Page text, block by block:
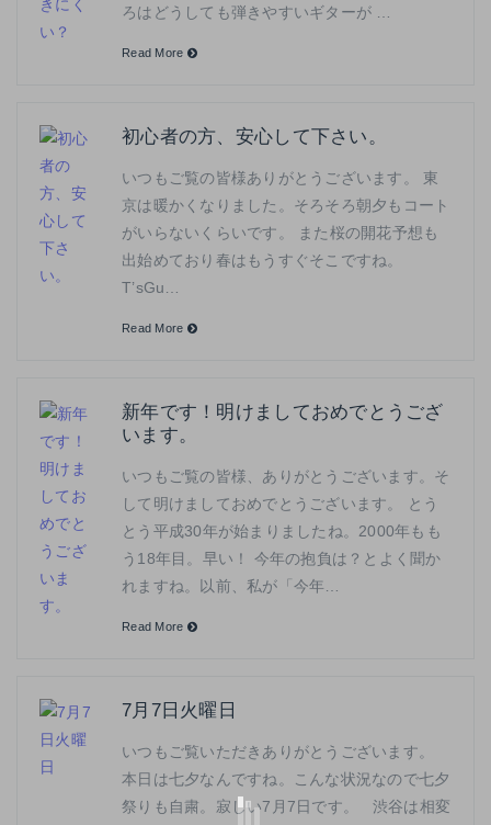
ろはどうしても弾きやすいギターが …
Read More
初心者の方、安心して下さい。
いつもご覧の皆様ありがとうございます。 東
京は暖かくなりました。そろそろ朝夕もコート
がいらないくらいです。 また桜の開花予想も
出始めており春はもうすぐそこですね。
T’sGu…
Read More
新年です！明けましておめでとうござ
います。
いつもご覧の皆様、ありがとうございます。そ
して明けましておめでとうございます。 とう
とう平成30年が始まりましたね。2000年もも
う18年目。早い！ 今年の抱負は？とよく聞か
れますね。以前、私が「今年…
Read More
7月7日火曜日
いつもご覧いただきありがとうございます。
本日は七夕なんですね。こんな状況なので七夕
祭りも自粛。寂しい7月7日です。 渋谷は相変